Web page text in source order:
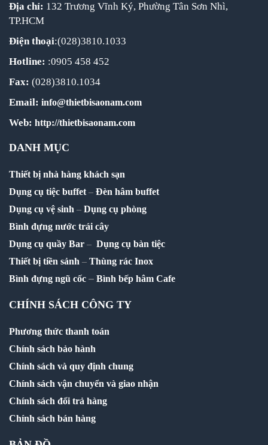
Địa chỉ: 132 Trương Vĩnh Ký, Phường Tân Sơn Nhì,
TP.HCM
Điện thoại:(028)3810.1033
Hotline: :0905 458 452
Fax: (028)3810.1034
Email: info@thietbisaonam.com
Web: http://thietbisaonam.com
DANH MỤC
Thiết bị nhà hàng khách sạn
Dụng cụ tiệc buffet – Đèn hâm buffet
Dụng cụ vệ sinh – Dụng cụ phòng
Bình đựng nước trái cây
Dụng cụ quầy Bar – Dụng cụ bàn tiệc
Thiết bị tiền sảnh – Thùng rác Inox
Bình đựng ngũ cốc – Bình bếp hâm Cafe
CHÍNH SÁCH CÔNG TY
Phương thức thanh toán
Chính sách bảo hành
Chính sách và quy định chung
Chính sách vận chuyển và giao nhận
Chính sách đổi trả hàng
Chính sách bán hàng